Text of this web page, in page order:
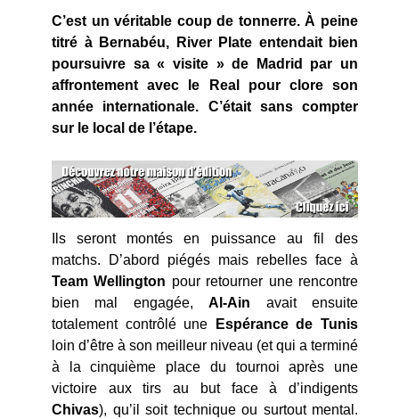
C’est un véritable coup de tonnerre. À peine
titré à Bernabéu, River Plate entendait bien
poursuivre sa « visite » de Madrid par un
affrontement avec le Real pour clore son
année internationale. C’était sans compter
sur le local de l’étape.
Ils seront montés en puissance au fil des
matchs. D’abord piégés mais rebelles face à
Team Wellington pour retourner une rencontre
bien mal engagée,Al-Ain avait ensuite
totalement contrôlé une
Espérance de Tunis
loin d’être à son meilleur niveau (et qui a terminé
à la cinquième place du tournoi après une
victoire aux tirs au but face à d’indigents
Chivas), qu’il soit technique ou surtout mental.